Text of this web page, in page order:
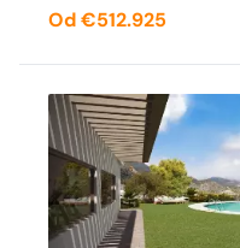
Od €512.925